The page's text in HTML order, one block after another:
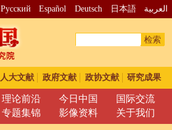
Pусский Español Deutsch 日本語 العربية
检索
人大文献 政府文献 政协文献 研究成果
理论前沿 今日中国
国际交流
专题集锦 影像资料 关于我们